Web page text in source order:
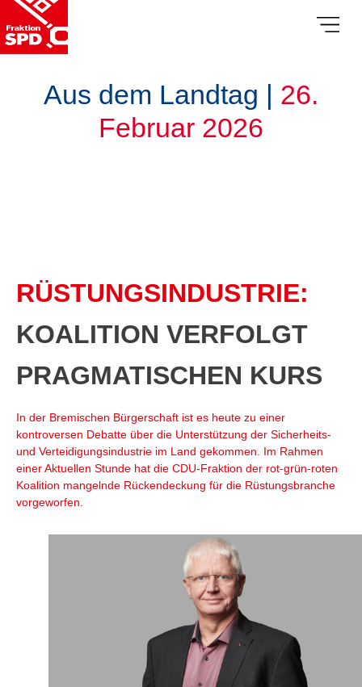
Aus dem Landtag | 26.
Februar 2026
RÜSTUNGSINDUSTRIE:
KOALITION VERFOLGT
PRAGMATISCHEN KURS
In der Bremischen Bürgerschaft ist es heute zu einer
kontroversen Debatte über die Unterstützung der Sicherheits-
und Verteidigungsindustrie im Land gekommen. Im Rahmen
einer Aktuellen Stunde hat die CDU-Fraktion der rot-grün-roten
Koalition mangelnde Rückendeckung für die Rüstungsbranche
vorgeworfen.